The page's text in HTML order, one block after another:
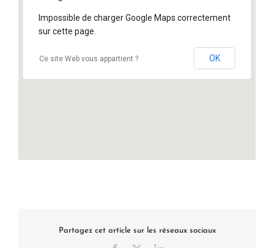
Impossible de charger Google Maps correctement
sur cette page.
Ce site Web vous appartient ? OK
Partagez cet article sur les réseaux sociaux